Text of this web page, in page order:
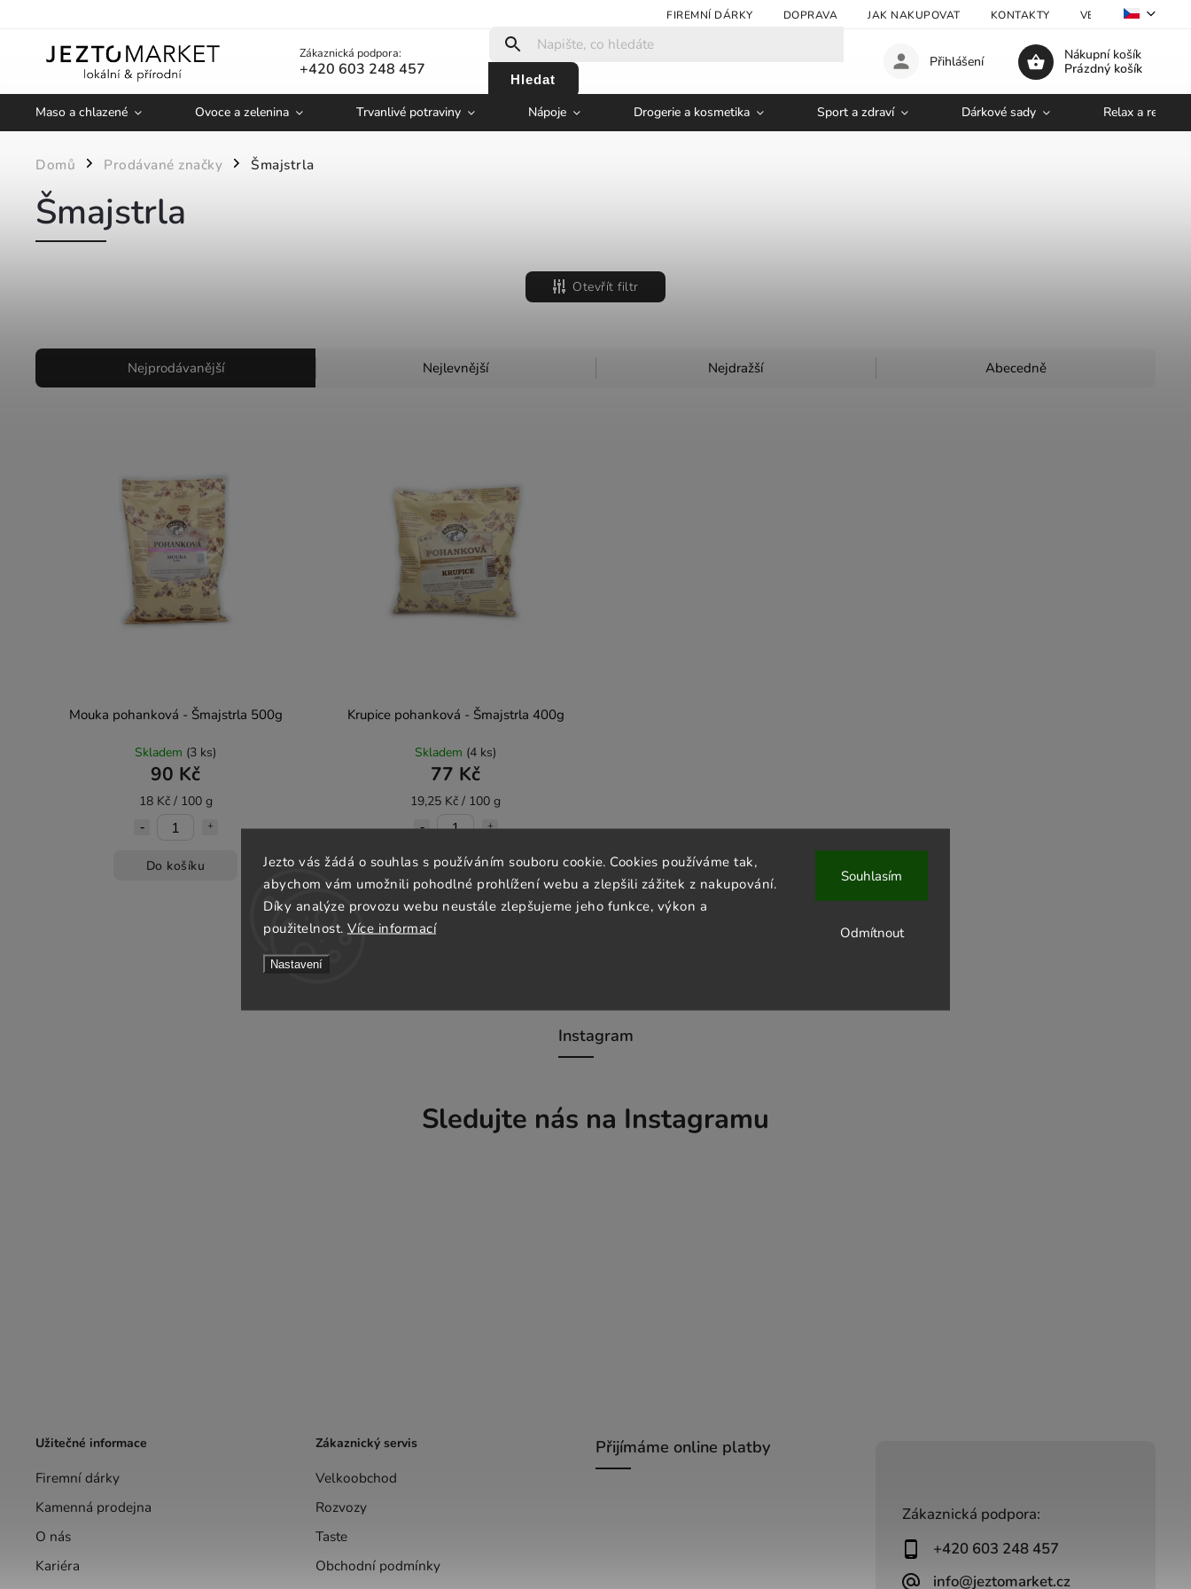
Jezto vás žádá o souhlas s používáním souboru cookie. Cookies používáme tak,
abychom vám umožnili pohodlné prohlížení webu a zlepšili zážitek z nakupování.
Díky analýze provozu webu neustále zlepšujeme jeho funkce, výkon a
použitelnost. Více informací
Nastavení
Odmítnout
Souhlasím
FIREMNÍ DÁRKY DOPRAVA JAK NAKUPOVAT KONTAKTY VELKOOBCHOD
Zákaznická podpora:
+420 603 248 457
Hledat
Nákupní košík
Prázdný košík
Přihlášení
Maso a chlazené Ovoce a zelenina Trvanlivé potraviny Nápoje Drogerie a kosmetika Sport a zdraví Dárkové sady Relax a
Domů / Prodávané značky / Šmajstrla
Šmajstrla
Otevřít filtr
Nejprodávanější Nejlevnější Nejdražší Abecedně
Mouka pohanková - Šmajstrla 500g
Skladem (3 ks)
90 Kč
18 Kč / 100 g
Do košíku
Krupice pohanková - Šmajstrla 400g
Skladem (4 ks)
77 Kč
19,25 Kč / 100 g
Do košíku
Zákaznická podpora:
+420 603 248 457
info@jeztomarket.cz
Instagram
Sledujte nás na Instagramu
Užitečné informace
Firemní dárky
Kamenná prodejna
O nás
Kariéra
Zákaznický servis
Velkoobchod
Rozvozy
Taste
Obchodní podmínky
Přijímáme online platby